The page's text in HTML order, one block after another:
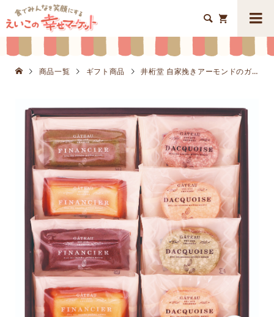


商品一覧 ギフト商品 井桁堂 自家挽きアーモンドのガトーセレクション8個入K8620-305